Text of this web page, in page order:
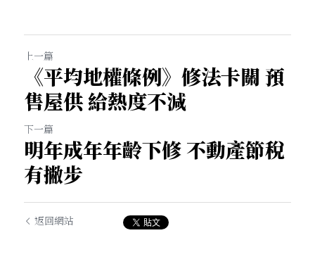
上一篇
《平均地權條例》修法卡關 預
售屋供 給熱度不減
下一篇
明年成年年齡下修 不動產節稅
有撇步
返回網站